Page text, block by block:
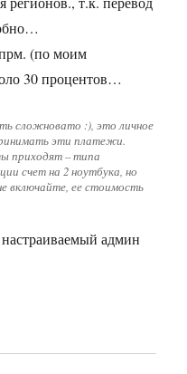
(по моим
30 процентов…
сложновато :), это личное
эти платежи.
приходят – типа
счет на 2 ноутбука, но
включайте, ее стоимость
настраиваемый админ